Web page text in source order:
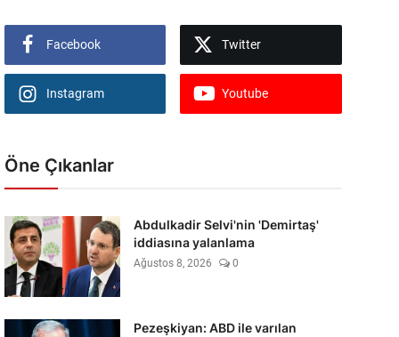
Facebook Twitter
Instagram Youtube
Öne Çıkanlar
Abdulkadir Selvi'nin 'Demirtaş'
iddiasına yalanlama
Ağustos 8, 2026 0
Pezeşkiyan: ABD ile varılan